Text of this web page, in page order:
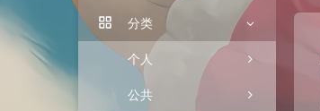
分类
个人
公共